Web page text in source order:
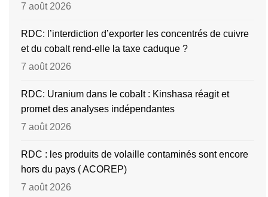
7 août 2026
RDC: l’interdiction d’exporter les concentrés de cuivre
et du cobalt rend-elle la taxe caduque ?
7 août 2026
RDC: Uranium dans le cobalt : Kinshasa réagit et
promet des analyses indépendantes
7 août 2026
RDC : les produits de volaille contaminés sont encore
hors du pays ( ACOREP)
7 août 2026